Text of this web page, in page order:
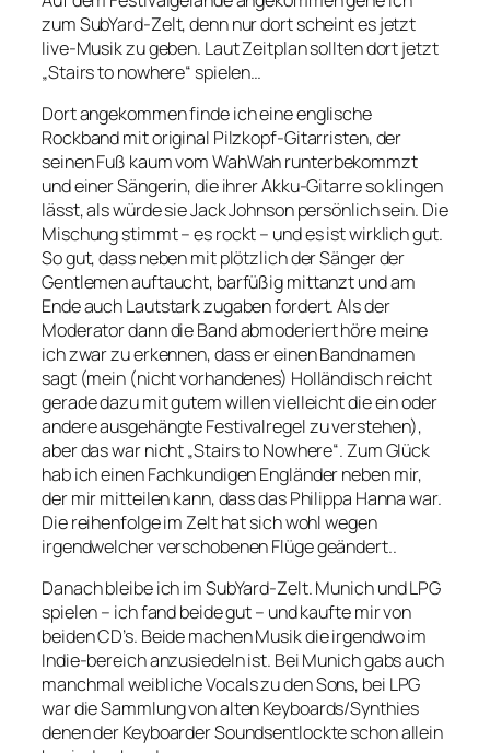
zum SubYard-Zelt, denn nur dort scheint es jetzt
live-Musik zu geben. Laut Zeitplan sollten dort jetzt
„Stairs to nowhere“ spielen…
Dort angekommen finde ich eine englische
Rockband mit original Pilzkopf-Gitarristen, der
seinen Fuß kaum vom WahWah runterbekommzt
und einer Sängerin, die ihrer Akku-Gitarre so klingen
lässt, als würde sie Jack Johnson persönlich sein. Die
Mischung stimmt – es rockt – und es ist wirklich gut.
So gut, dass neben mit plötzlich der Sänger der
Gentlemen auftaucht, barfüßig mittanzt und am
Ende auch Lautstark zugaben fordert. Als der
Moderator dann die Band abmoderiert höre meine
ich zwar zu erkennen, dass er einen Bandnamen
sagt (mein (nicht vorhandenes) Holländisch reicht
gerade dazu mit gutem willen vielleicht die ein oder
andere ausgehängte Festivalregel zu verstehen),
aber das war nicht „Stairs to Nowhere“. Zum Glück
hab ich einen Fachkundigen Engländer neben mir,
der mir mitteilen kann, dass das Philippa Hanna war.
Die reihenfolge im Zelt hat sich wohl wegen
irgendwelcher verschobenen Flüge geändert..
Danach bleibe ich im SubYard-Zelt. Munich und LPG
spielen – ich fand beide gut – und kaufte mir von
beiden CD’s. Beide machen Musik die irgendwo im
Indie-bereich anzusiedeln ist. Bei Munich gabs auch
manchmal weibliche Vocals zu den Sons, bei LPG
war die Sammlung von alten Keyboards/Synthies
denen der Keyboarder Soundsentlockte schon allein